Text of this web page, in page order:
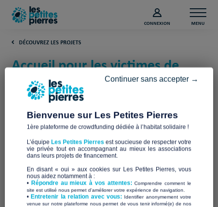
CONNEXION MENU
DÉCOUVREZ LES PROJETS
Accueil pour les victimes de
traite des êtres humains (Paris)
Aux captifs, la libération
Bienvenue sur Les Petites Pierres
1ère plateforme de crowdfunding dédiée à l’habitat solidaire !
L’équipe Les Petites Pierres est soucieuse de respecter votre
vie privée tout en accompagnant au mieux les associations
dans leurs projets de financement.
En disant « oui » aux cookies sur Les Petites Pierres, vous
nous aidez notamment à :
• Répondre au mieux à vos attentes:Comprendre comment le
site est utilisé nous permet d'améliorer votre expérience de navigation.
•Entretenir la relation avec vous: Identifier anonymement votre
venue sur notre plateforme nous permet de vous tenir informé(e) de nos
Continuer sans accepter →